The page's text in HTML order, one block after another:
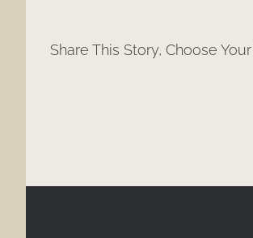
Share This Story, Choose